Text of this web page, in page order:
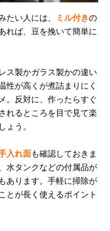
たい人には、 ミル付きの
れば、豆を挽いて簡単に
ス製かガラス製かの違い
性が高くが煮詰まりにく
。反対に、作ったらすぐ
れるところを目で見て楽
ょう。
入れ面も確認しておきま
水タンクなどの付属品が
あります。手軽に掃除が
とが長く使えるポイント